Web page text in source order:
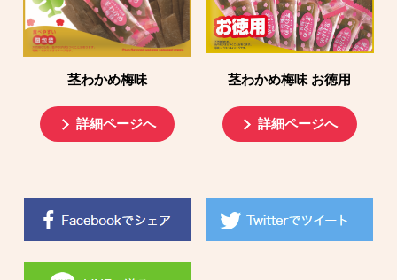
茎わかめ梅味
詳細ページへ
茎わかめ梅味 お徳用
詳細ページへ